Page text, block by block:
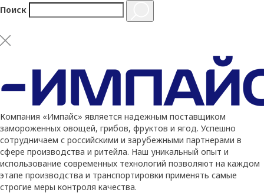
Поиск
Компания «Импайс» является надежным поставщиком
замороженных овощей, грибов, фруктов и ягод. Успешно
сотрудничаем с российскими и зарубежными партнерами в
сфере производства и ритейла. Наш уникальный опыт и
использование современных технологий позволяют на каждом
этапе производства и транспортировки применять самые
строгие меры контроля качества.